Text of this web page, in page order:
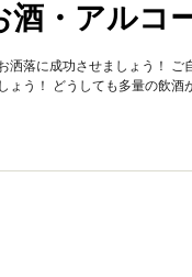
酒・アルコ
洒落に成功させましょう！
ょう！ どうしても多量の飲